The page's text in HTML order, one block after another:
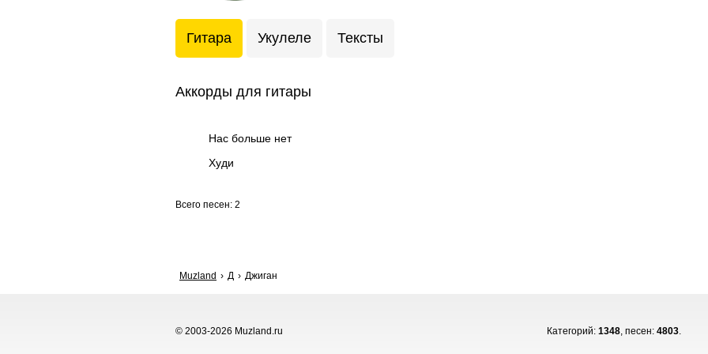
Гитара Укулеле Тексты
Аккорды для гитары
Нас больше нет
Худи
Всего песен: 2
Muzland Д Джиган
© 2003-2026 Muzland.ru Категорий: 1348, песен: 4803.